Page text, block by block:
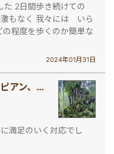
た 2日間歩き続けての
もなく 我々には いら
程度を歩くのか簡単な
2024年01月31日
ベーシックプラン クバールスピアン、バンテアイスレイとベンメリア1日観光(お弁当付き)
満足のいく対応でし